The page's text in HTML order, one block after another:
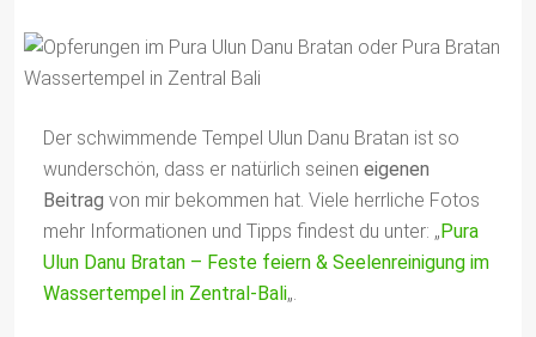
Der schwimmende Tempel Ulun Danu Bratan ist so
wunderschön, dass er natürlich seinen eigenen
Beitrag von mir bekommen hat. Viele herrliche Fotos
mehr Informationen und Tipps findest du unter: „Pura
Ulun Danu Bratan – Feste feiern & Seelenreinigung im
Wassertempel in Zentral-Bali„.